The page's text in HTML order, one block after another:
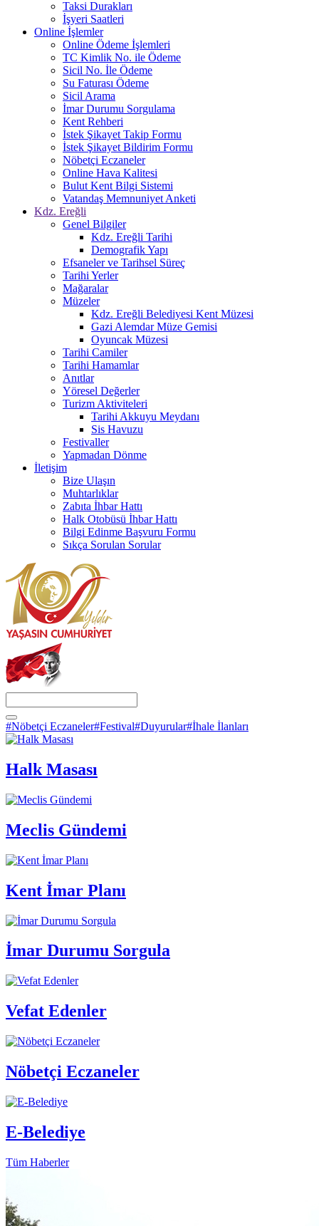
Taksi Durakları
İşyeri Saatleri
Online İşlemler
Online Ödeme İşlemleri
TC Kimlik No. ile Ödeme
Sicil No. İle Ödeme
Su Faturası Ödeme
Sicil Arama
İmar Durumu Sorgulama
Kent Rehberi
İstek Şikayet Takip Formu
İstek Şikayet Bildirim Formu
Nöbetçi Eczaneler
Online Hava Kalitesi
Bulut Kent Bilgi Sistemi
Vatandaş Memnuniyet Anketi
Kdz. Ereğli
Genel Bilgiler
Kdz. Ereğli Tarihi
Demografik Yapı
Efsaneler ve Tarihsel Süreç
Tarihi Yerler
Mağaralar
Müzeler
Kdz. Ereğli Belediyesi Kent Müzesi
Gazi Alemdar Müze Gemisi
Oyuncak Müzesi
Tarihi Camiler
Tarihi Hamamlar
Anıtlar
Yöresel Değerler
Turizm Aktiviteleri
Tarihi Akkuyu Meydanı
Sis Havuzu
Festivaller
Yapmadan Dönme
İletişim
Bize Ulaşın
Muhtarlıklar
Zabıta İhbar Hattı
Halk Otobüsü İhbar Hattı
Bilgi Edinme Başvuru Formu
Sıkça Sorulan Sorular
#Nöbetçi Eczaneler#Festival#Duyurular#İhale İlanları
Halk Masası
Meclis Gündemi
Kent İmar Planı
İmar Durumu Sorgula
Vefat Edenler
Nöbetçi Eczaneler
E-Belediye
Tüm Haberler